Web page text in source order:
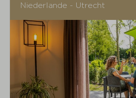
Niederlande - Utrecht